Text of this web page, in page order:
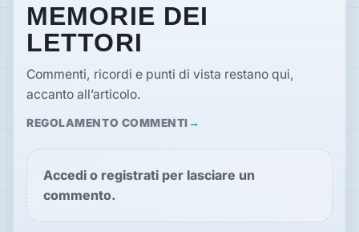
MEMORIE DEI
LETTORI
Commenti, ricordi e punti di vista restano qui,
accanto all’articolo.
REGOLAMENTO COMMENTI
Accedi o registrati per lasciare un
commento.